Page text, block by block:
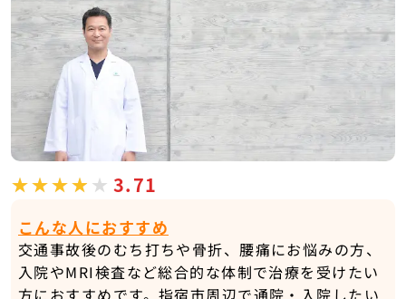
3.71
こんな人におすすめ
交通事故後のむち打ちや骨折、腰痛にお悩みの方、
入院やMRI検査など総合的な体制で治療を受けたい
方におすすめです。指宿市周辺で通院・入院したい